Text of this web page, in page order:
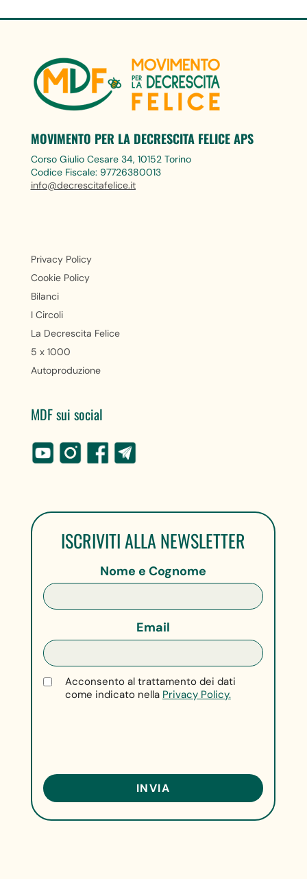
MOVIMENTO PER LA DECRESCITA FELICE APS
Corso Giulio Cesare 34, 10152 Torino
Codice Fiscale: 97726380013
info@decrescitafelice.it
Privacy Policy
Cookie Policy
Bilanci
I Circoli
La Decrescita Felice
5 x 1000
Autoproduzione
MDF sui social
ISCRIVITI ALLA NEWSLETTER
Nome e Cognome
Email
Acconsento al trattamento dei dati
come indicato nella Privacy Policy.